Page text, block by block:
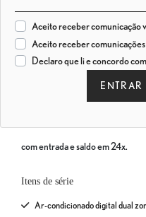
Aceito receber comunicação
Aceito receber
Declaro que li e concordo
ENTRAR
com entrada e saldo em 24x.
Itens de série
Ar-condicionado digital dual